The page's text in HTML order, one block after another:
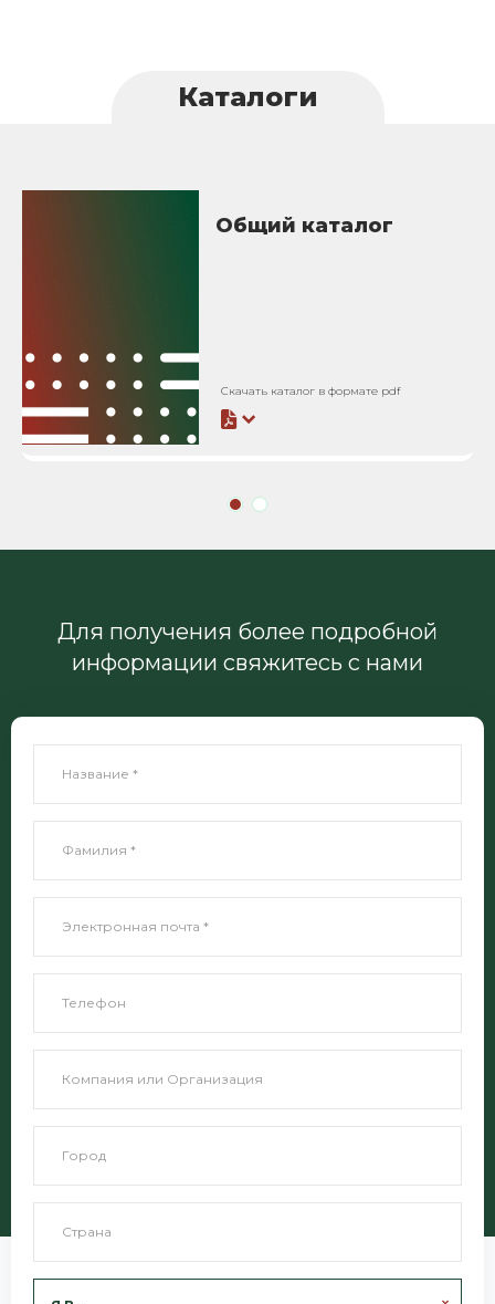
Каталоги
Общий каталог
Скачать каталог в формате pdf
Для получения более подробной
информации свяжитесь с нами